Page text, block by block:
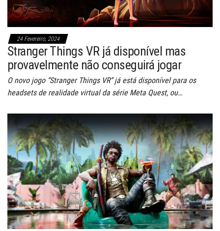
24 Fevereiro, 2024
Stranger Things VR já disponível mas
provavelmente não conseguirá jogar
O novo jogo “Stranger Things VR” já está disponível para os
headsets de realidade virtual da série Meta Quest, ou…